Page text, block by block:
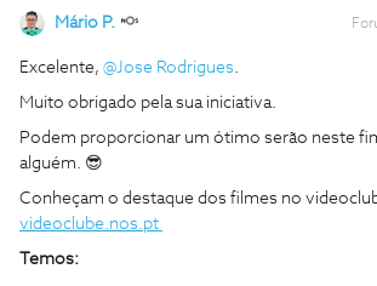
Mário P.
Excelente, @Jose Rodrigues.
Muito obrigado pela sua iniciativa.
Podem proporcionar um ótimo serão neste
alguém. 😎
Conheçam o destaque dos filmes no
videoclube.nos.pt
Temos: